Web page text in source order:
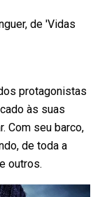
protagonistas
às suas
Com seu barco,
de toda a
outros.